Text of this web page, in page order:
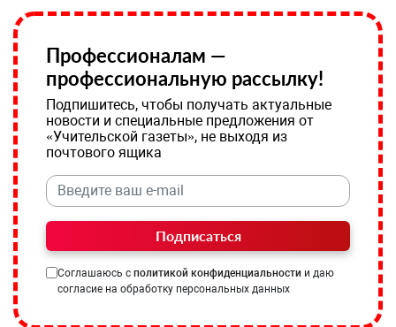
Профессионалам —
профессиональную рассылку!
Подпишитесь, чтобы получать актуальные
новости и специальные предложения от
«Учительской газеты», не выходя из
почтового ящика
Подписаться
Соглашаюсь с политикой конфиденциальности и даю
согласие на обработку персональных данных